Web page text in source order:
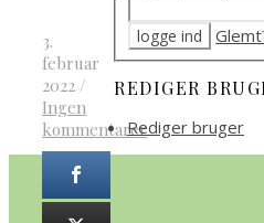
3.
februar
2022 /
Ingen
kommentarer
REDIGER
Rediger bruger